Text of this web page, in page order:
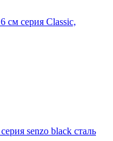
см серия Classic,